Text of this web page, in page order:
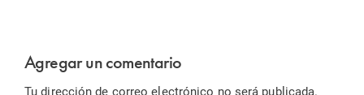
Agregar un comentario
Tu dirección de correo electrónico no será publicada.